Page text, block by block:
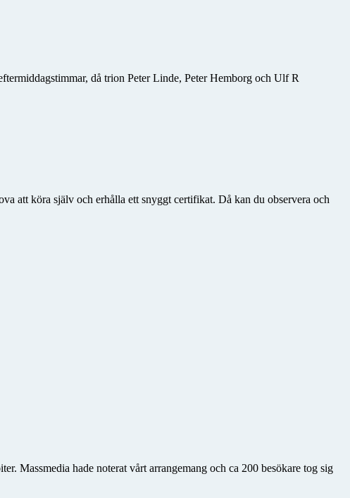
då trion Peter Linde, Peter Hemborg och Ulf R
att köra själv och erhålla ett snyggt certifikat. Då kan du observera och
Massmedia hade noterat vårt arrangemang och ca 200 besökare tog sig